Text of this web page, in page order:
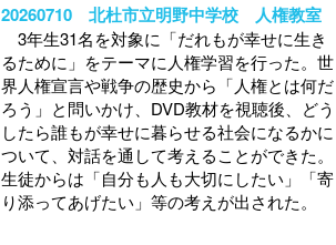
20260710 北杜市立明野中学校 人権教室
3年生31名を対象に「だれもが幸せに生き
るために」をテーマに人権学習を行った。世
界人権宣言や戦争の歴史から「人権とは何だ
ろう」と問いかけ、DVD教材を視聴後、どう
したら誰もが幸せに暮らせる社会になるかに
ついて、対話を通して考えることができた。
生徒からは「自分も人も大切にしたい」「寄
り添ってあげたい」等の考えが出された。